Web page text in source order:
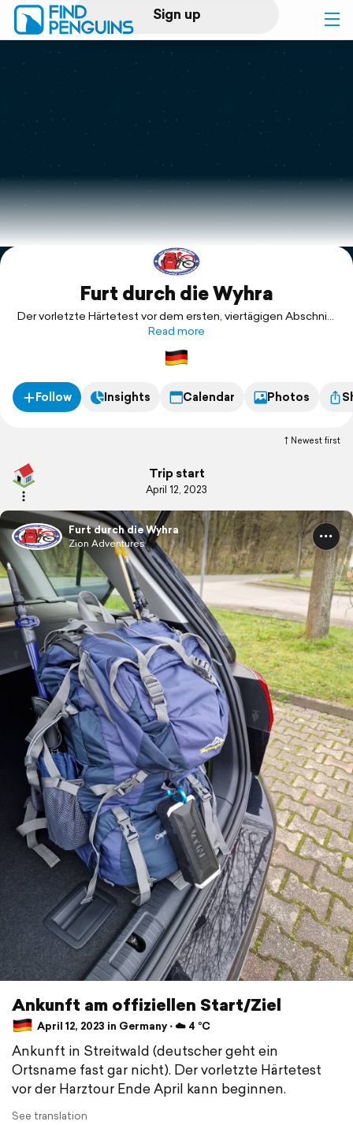
Sign up
Log in
Print a book
Flyover video
Explore
Support
Furt durch die Wyhra
Der vorletzte Härtetest vor dem ersten, viertägigen Abschnitt
der Harztour. Ziel ist das Ausdauertraining, aber auch das
Einspielen der erweiterten Technik gegenüber der Tour am
Lech.
Read more
Follow Insights Calendar Photos
Newest first
Trip start
April 12, 2023
Furt durch die Wyhra
Zion Adventures
Ankunft am offiziellen Start/Ziel
April 12, 2023 in Germany ⋅ ☁️ 4 °C
Ankunft in Streitwald (deutscher geht ein
Ortsname fast gar nicht). Der vorletzte Härtetest
vor der Harztour Ende April kann beginnen.
See translation